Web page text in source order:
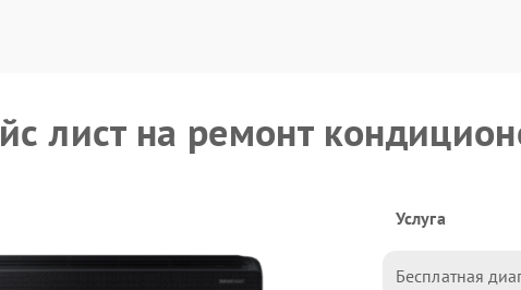
лист на ремонт
Услуга
Бесплатная